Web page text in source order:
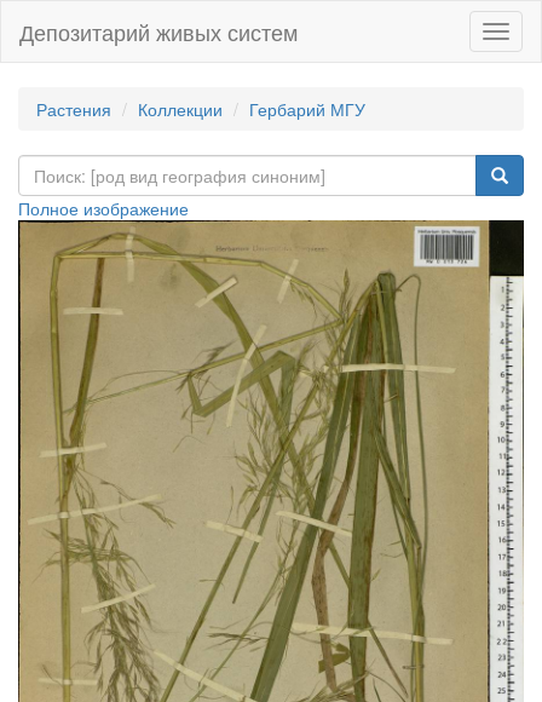
Депозитарий живых систем
Растения Коллекции Гербарий МГУ
Полное изображение